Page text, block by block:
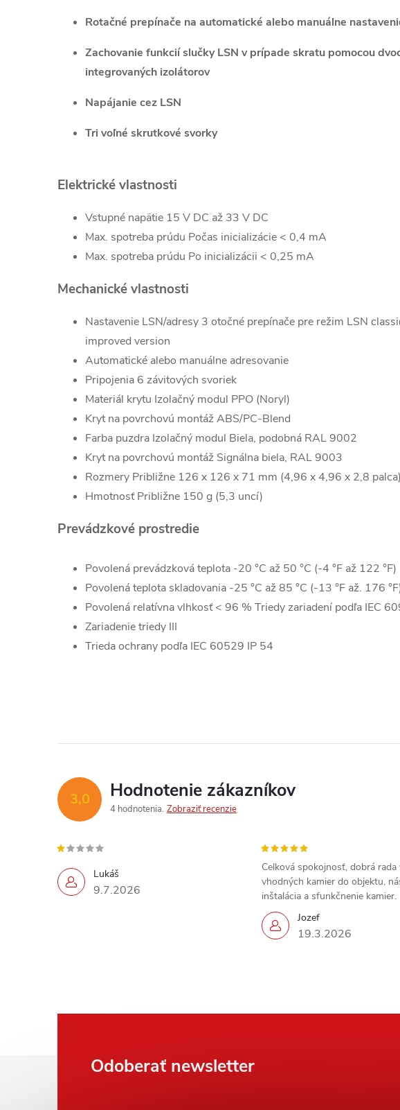
Rotačné prepínače na automatické alebo manuálne
Zachovanie funkcií slučky LSN v prípade skratu pomocou
integrovaných izolátorov
Napájanie cez LSN
Tri voľné skrutkové svorky
Elektrické vlastnosti
Vstupné napätie 15 V DC až 33 V DC
Max. spotreba prúdu Počas inicializácie < 0,4 mA
Max. spotreba prúdu Po inicializácii < 0,25 mA
Mechanické vlastnosti
Nastavenie LSN/adresy 3 otočné prepínače pre režim LSN
improved version
Automatické alebo manuálne adresovanie
Pripojenia 6 závitových svoriek
Materiál krytu Izolačný modul PPO (Noryl)
Kryt na povrchovú montáž ABS/PC-Blend
Farba puzdra Izolačný modul Biela, podobná RAL 9002
Kryt na povrchovú montáž Signálna biela, RAL 9003
Rozmery Približne 126 x 126 x 71 mm (4,96 x 4,96 x 2,8 palca)
Hmotnosť Približne 150 g (5,3 uncí)
Prevádzkové prostredie
Povolená prevádzková teplota -20 °C až 50 °C (-4 °F až 122 °F)
Povolená teplota skladovania -25 °C až 85 °C (-13 °F až. 176
Povolená relatívna vlhkosť < 96 % Triedy zariadení podľa IEC
Zariadenie triedy III
Trieda ochrany podľa IEC 60529 IP 54
3,0 Hodnotenie zákazníkov
4 hodnotenia Zobraziť recenzie
Lukáš
9.7.2026
Jozef
19.3.2026
Celková spokojnosť, dobrá rada
vhodných kamier do objektu,
inštalácia a sfunkčnenie kamier.
Odoberať newsletter